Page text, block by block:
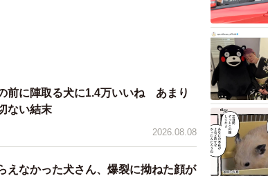
大歓迎！
前に陣取る犬に1.4万いいね あまり
ない結末
2026.08.08
えなかった犬さん、爆裂に拗ねた顔が